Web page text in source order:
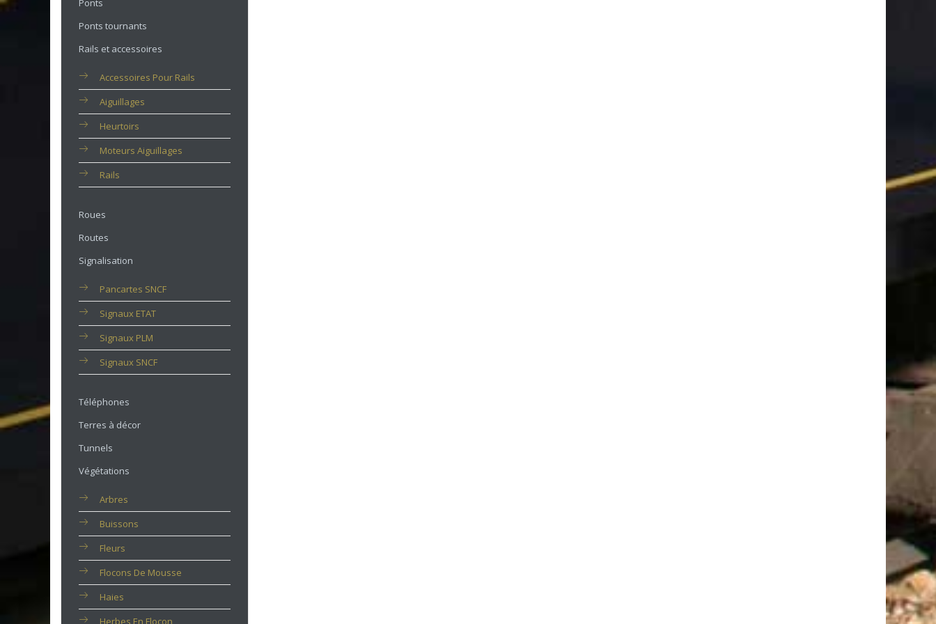
Ponts
Ponts tournants
Rails et accessoires
Accessoires Pour Rails
Aiguillages
Heurtoirs
Moteurs Aiguillages
Rails
Roues
Routes
Signalisation
Pancartes SNCF
Signaux ETAT
Signaux PLM
Signaux SNCF
Téléphones
Terres à décor
Tunnels
Végétations
Arbres
Buissons
Fleurs
Flocons De Mousse
Haies
Herbes En Flocon